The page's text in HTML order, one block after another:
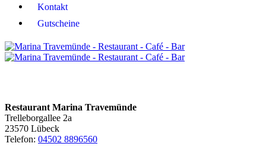
Kontakt
Gutscheine
Restaurant Marina Travemünde
Trelleborgallee 2a
23570 Lübeck
Telefon: 04502 8896560